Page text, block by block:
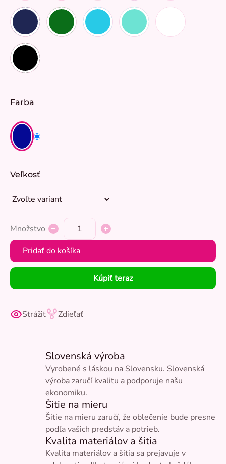
Farba
Veľkosť
Množstvo
Pridať do košíka
Kúpiť teraz
Strážiť Zdieľať
Slovenská výroba
Vyrobené s láskou na Slovensku. Slovenská
výroba zaručí kvalitu a podporuje našu
ekonomiku.
Šitie na mieru
Šitie na mieru zaručí, že oblečenie bude presne
podľa vašich predstáv a potrieb.
Kvalita materiálov a šitia
Kvalita materiálov a šitia sa prejavuje v